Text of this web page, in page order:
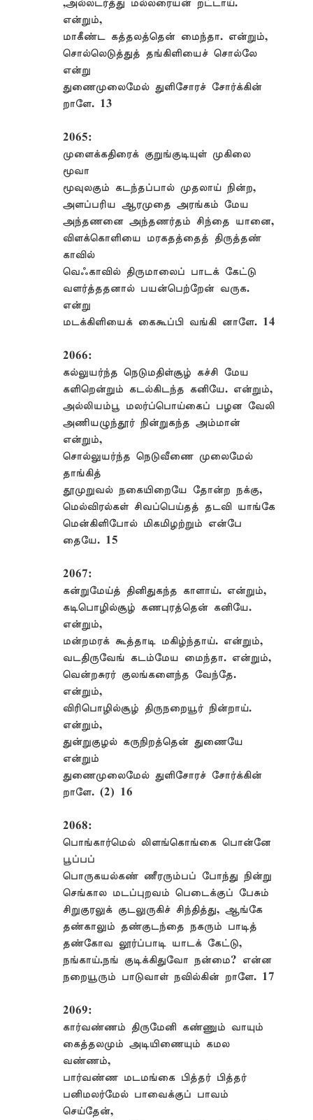
,அல்லடர்த்து மல்லரையன் றட்டாய்.
என்றும்,
மாகீண்ட கத்தலத்தென் மைந்தா. என்றும்,
சொல்லெடுத்துத் தங்கிளியைச் சொல்லே
என்று
துணைமுலைமேல் துளிசோரச் சோர்க்கின்
றாளே. 13
2065:
முளைக்கதிரைக் குறுங்குடியுள் முகிலை
மூவா
மூவுலகும் கடந்தப்பால் முதலாய் நின்ற,
அளப்பரிய ஆரமுதை அரங்கம் மேய
அந்தணனை அந்தணர்தம் சிந்தை யானை,
விளக்கொளியை மரகதத்தைத் திருத்தண்
காவில்
வெஃகாவில் திருமாலைப் பாடக் கேட்டு
வளர்த்ததனால் பயன்பெற்றேன் வருக.
என்று
மடக்கிளியைக் கைகூப்பி வங்கி னாளே. 14
2066:
கல்லுயர்ந்த நெடுமதிள்சூழ் கச்சி மேய
களிறென்றும் கடல்கிடந்த கனியே. என்றும்,
அல்லியம்பூ மலர்ப்பொய்கைப் பழன வேலி
அணியழுந்தூர் நின்றுகந்த அம்மான்
என்றும்,
சொல்லுயர்ந்த நெடுவீணை முலைமேல்
தாங்கித்
தூமுறுவல் நகையிறையே தோன்ற நக்கு,
மெல்விரல்கள் சிவப்பெய்தத் தடவி யாங்கே
மென்கிளிபோல் மிகமிழற்றும் என்பே
தையே. 15
2067:
கன்றுமேய்த் தினிதுகந்த காளாய். என்றும்,
கடிபொழில்சூழ் கணபுரத்தென் கனியே.
என்றும்,
மன்றமரக் கூத்தாடி மகிழ்ந்தாய். என்றும்,
வடதிருவேங் கடம்மேய மைந்தா. என்றும்,
வென்றசுரர் குலங்களைந்த வேந்தே.
என்றும்,
விரிபொழில்சூழ் திருநறையூர் நின்றாய்.
என்றும்,
துன்றுகுழல் கருநிறத்தென் துணையே
என்றும்
துணைமுலைமேல் துளிசோரச் சோர்க்கின்
றாளே. (2) 16
2068:
பொங்கார்மெல் லிளங்கொங்கை பொன்னே
பூப்பப்
பொருகயல்கண் ணீரரும்பப் போந்து நின்று
செங்கால மடப்புறவம் பெடைக்குப் பேசும்
சிறுகுரலுக் குடலுருகிச் சிந்தித்து, ஆங்கே
தண்காலும் தண்குடந்தை நகரும் பாடித்
தண்கோவ லூர்ப்பாடி யாடக் கேட்டு,
நங்காய்.நங் குடிக்கிதுவோ நன்மை? என்ன
நறையூரும் பாடுவாள் நவில்கின் றாளே. 17
2069:
கார்வண்ணம் திருமேனி கண்ணும் வாயும்
கைத்தலமும் அடியிணையும் கமல
வண்ணம்,
பார்வண்ண மடமங்கை பித்தர் பித்தர்
பனிமலர்மேல் பாவைக்குப் பாவம்
செய்தேன்,